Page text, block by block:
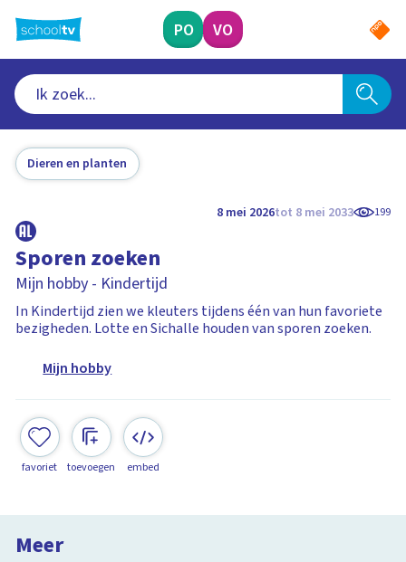
naar
hoofdinhoud
PO VO
Dieren en planten
8 mei 2026tot 8 mei 2033 199
Sporen zoeken
Mijn hobby - Kindertijd
In Kindertijd zien we kleuters tijdens één van hun favoriete
bezigheden. Lotte en Sichalle houden van sporen zoeken.
Mijn hobby
favoriet toevoegen embed
Meer